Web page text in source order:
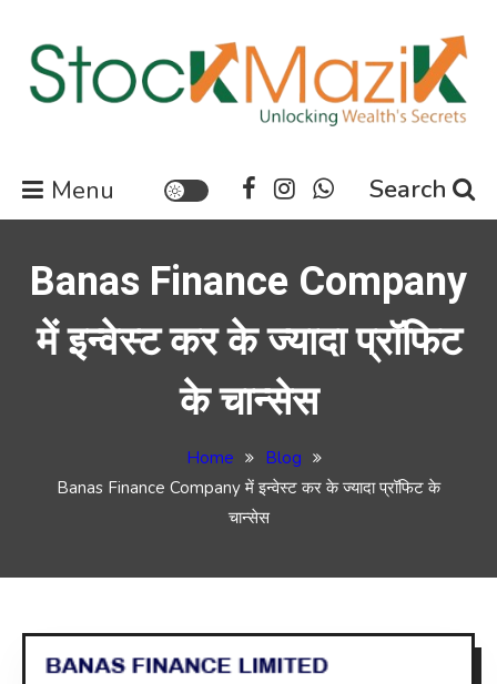
content
Stock Market News | Share
Market Updates | Finance
Updates News
Menu Search
Banas Finance Company
में इन्वेस्ट कर के ज्यादा प्रॉफिट
के चान्सेस
Home
Blog
Banas Finance Company में इन्वेस्ट कर के ज्यादा प्रॉफिट के
चान्सेस